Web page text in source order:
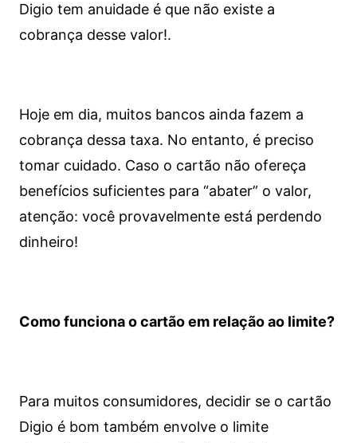
Digio tem anuidade é que não existe a
cobrança desse valor!.
Hoje em dia, muitos bancos ainda fazem a
cobrança dessa taxa. No entanto, é preciso
tomar cuidado. Caso o cartão não ofereça
benefícios suficientes para “abater” o valor,
atenção: você provavelmente está perdendo
dinheiro!
Como funciona o cartão em relação ao limite?
Para muitos consumidores, decidir se o cartão
Digio é bom também envolve o limite